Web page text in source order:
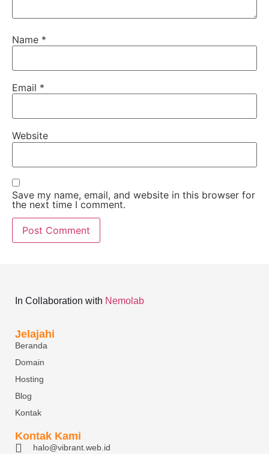
Name *
Email *
Website
Save my name, email, and website in this browser for
the next time I comment.
In Collaboration with Nemolab
Jelajahi
Beranda
Domain
Hosting
Blog
Kontak
Kontak Kami
halo@vibrant.web.id